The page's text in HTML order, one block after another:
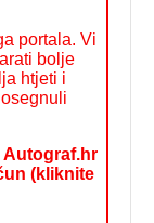
portala. Vi
bolje
htjeti i
Autograf.hr
(kliknite